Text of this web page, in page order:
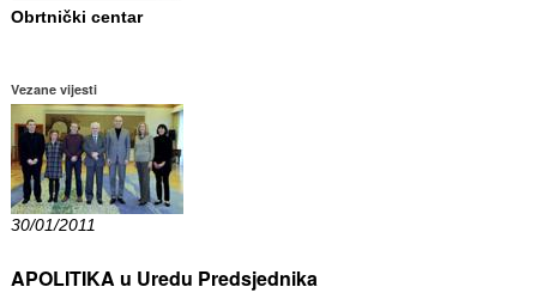
Obrtnički centar
Vezane vijesti
30/01/2011
APOLITIKA u Uredu Predsjednika